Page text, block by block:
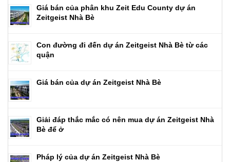
Giá bán của phân khu Zeit Edu County dự án
Zeitgeist Nhà Bè
Con đường đi đến dự án Zeitgeist Nhà Bè từ các
quận
Giá bán của dự án Zeitgeist Nhà Bè
Giải đáp thắc mắc có nên mua dự án Zeitgeist Nhà
Bè để ở
Pháp lý của dự án Zeitgeist Nhà Bè